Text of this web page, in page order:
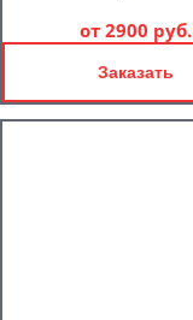
от 2900 руб.
Заказать